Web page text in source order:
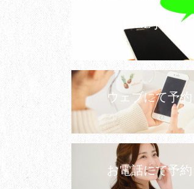
LINE予約
ウェブにて予約
お電話にて予約